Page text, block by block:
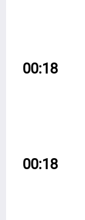
00:18
00:18